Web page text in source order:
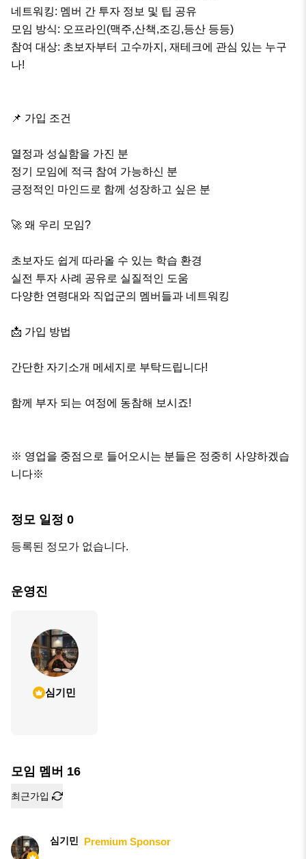
네트워킹: 멤버 간 투자 정보 및 팁 공유
모임 방식: 오프라인(맥주,산책,조깅,등산 등등)
참여 대상: 초보자부터 고수까지, 재테크에 관심 있는 누구
나!
📌 가입 조건
열정과 성실함을 가진 분
정기 모임에 적극 참여 가능하신 분
긍정적인 마인드로 함께 성장하고 싶은 분
🚀 왜 우리 모임?
초보자도 쉽게 따라올 수 있는 학습 환경
실전 투자 사례 공유로 실질적인 도움
다양한 연령대와 직업군의 멤버들과 네트워킹
📩 가입 방법
간단한 자기소개 메세지로 부탁드립니다!
함께 부자 되는 여정에 동참해 보시죠!
※ 영업을 중점으로 들어오시는 분들은 정중히 사양하겠습
니다※
정모 일정 0
등록된 정모가 없습니다.
운영진
심기민
모임 멤버 16
최근가입
심기민 Premium Sponsor